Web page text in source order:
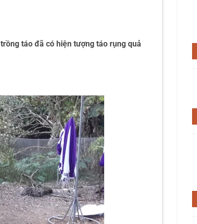
táo đã có hiện tượng táo rụng quả